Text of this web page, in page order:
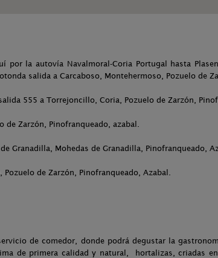
por la autovía Navalmoral-Coria Portugal hasta
salida a Carcaboso, Montehermoso, Pozuelo de
555 a Torrejoncillo, Coria, Pozuelo de Zarzón,
de Zarzón, Pinofranqueado, azabal.
Granadilla, Mohedas de Granadilla, Pinofranqueado,
Pozuelo de Zarzón, Pinofranqueado, Azabal.
de comedor, donde podrá degustar la
de primera calidad y natural, hortalizas, criadas